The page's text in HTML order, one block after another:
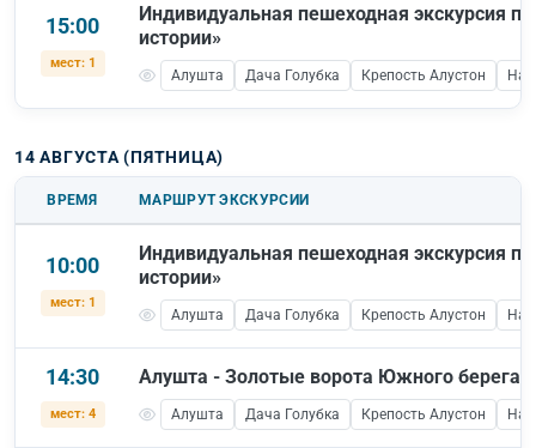
15:00
мест: 1
Индивидуальная пешеходная экскурсия
истории»
Алушта Дача Голубка Крепость Алустон
14 АВГУСТА (ПЯТНИЦА)
ВРЕМЯ МАРШРУТ ЭКСКУРСИИ
10:00
мест: 1
Индивидуальная пешеходная экскурсия
истории»
Алушта Дача Голубка Крепость Алустон
14:30
мест: 4
Алушта - Золотые ворота Южного берега
Алушта Дача Голубка Крепость Алустон